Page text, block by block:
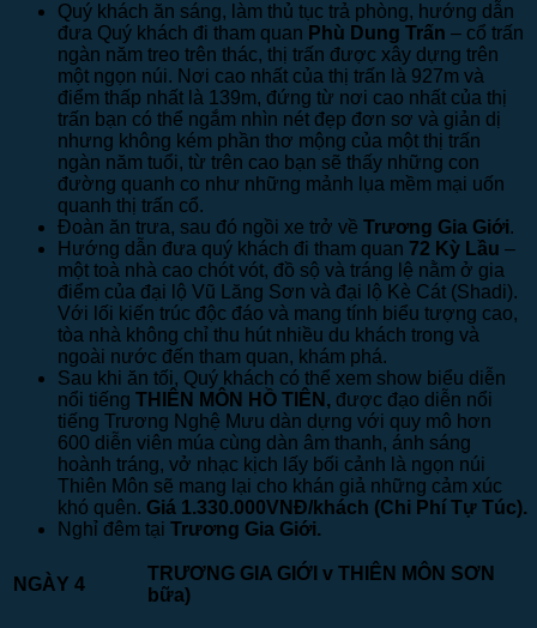
Quý khách ăn sáng, làm thủ tục trả phòng, hướng dẫn
đưa Quý khách đi tham quan Phù Dung Trấn – cổ trấn
ngàn năm treo trên thác, thị trấn được xây dựng trên
một ngọn núi. Nơi cao nhất của thị trấn là 927m và
điểm thấp nhất là 139m, đứng từ nơi cao nhất của thị
trấn bạn có thể ngắm nhìn nét đẹp đơn sơ và giản dị
nhưng không kém phần thơ mộng của một thị trấn
ngàn năm tuổi, từ trên cao bạn sẽ thấy những con
đường quanh co như những mảnh lụa mềm mại uốn
quanh thị trấn cổ.
Đoàn ăn trưa, sau đó ngồi xe trở về Trương Gia Giới.
Hướng dẫn đưa quý khách đi tham quan 72 Kỳ Lầu –
một toà nhà cao chót vót, đồ sộ và tráng lệ nằm ở gia
điểm của đại lộ Vũ Lăng Sơn và đại lộ Kè Cát (Shadi).
Với lối kiến trúc độc đáo và mang tính biểu tượng cao,
tòa nhà không chỉ thu hút nhiều du khách trong và
ngoài nước đến tham quan, khám phá.
Sau khi ăn tối, Quý khách có thể xem show biểu diễn
nổi tiếng THIÊN MÔN HỒ TIÊN, được đạo diễn nổi
tiếng Trương Nghệ Mưu dàn dựng với quy mô hơn
600 diễn viên múa cùng dàn âm thanh, ánh sáng
hoành tráng, vở nhạc kịch lấy bối cảnh là ngọn núi
Thiên Môn sẽ mang lại cho khán giả những cảm xúc
khó quên. Giá 1.330.000VNĐ/khách (Chi Phí Tự Túc).
Nghỉ đêm tại Trương Gia Giới.
NGÀY 4
TRƯƠNG GIA GIỚI v THIÊN
bữa)